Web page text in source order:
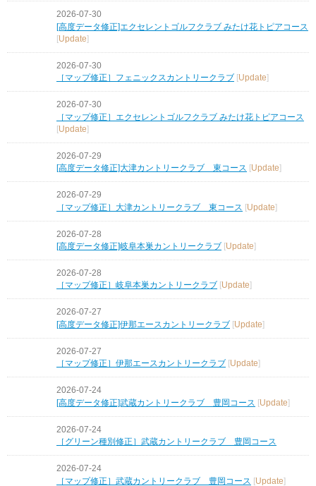
2026-07-30
[高度データ修正]エクセレントゴルフクラブ みたけ花トピアコース
[Update]
2026-07-30
［マップ修正］フェニックスカントリークラブ [Update]
2026-07-30
［マップ修正］エクセレントゴルフクラブ みたけ花トピアコース
[Update]
2026-07-29
[高度データ修正]大津カントリークラブ 東コース [Update]
2026-07-29
［マップ修正］大津カントリークラブ 東コース [Update]
2026-07-28
[高度データ修正]岐阜本巣カントリークラブ [Update]
2026-07-28
［マップ修正］岐阜本巣カントリークラブ
Update
2026-07-27
[高度データ修正]伊那エースカントリークラブ [Update]
2026-07-27
［マップ修正］伊那エースカントリークラブ
Update
2026-07-24
[高度データ修正]武蔵カントリークラブ 豊岡コース [Update]
2026-07-24
［グリーン種別修正］武蔵カントリークラブ 豊岡コース
2026-07-24
［マップ修正］武蔵カントリークラブ 豊岡コース [Update]